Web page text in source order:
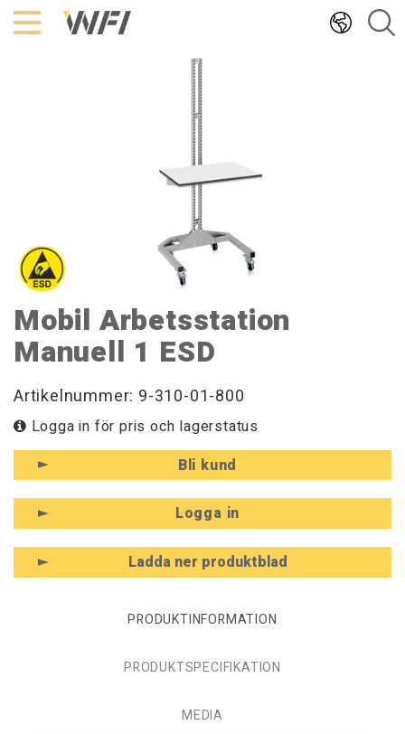
Hoppa
till
Mobil Arbetsstation
Manuell 1 ESD
Artikelnummer: 9-310-01-800
Logga in för pris och lagerstatus
Bli kund
Logga in
Ladda ner produktblad
PRODUKTINFORMATION
PRODUKTSPECIFIKATION
MEDIA